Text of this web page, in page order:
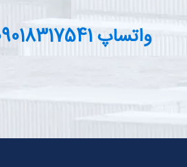
واتساپ 09018317541